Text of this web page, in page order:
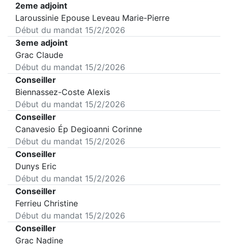
2eme adjoint
Laroussinie Epouse Leveau Marie-Pierre
Début du mandat 15/2/2026
3eme adjoint
Grac Claude
Début du mandat 15/2/2026
Conseiller
Biennassez-Coste Alexis
Début du mandat 15/2/2026
Conseiller
Canavesio Ép Degioanni Corinne
Début du mandat 15/2/2026
Conseiller
Dunys Eric
Début du mandat 15/2/2026
Conseiller
Ferrieu Christine
Début du mandat 15/2/2026
Conseiller
Grac Nadine